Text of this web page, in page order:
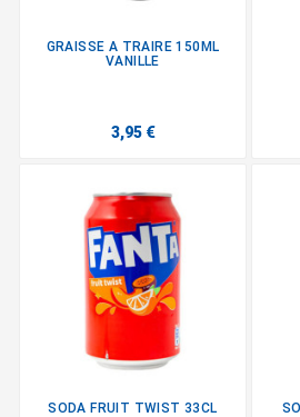
GRAISSE A TRAIRE 150ML
VANILLE
3,95 €
SODA FRUIT TWIST 33CL